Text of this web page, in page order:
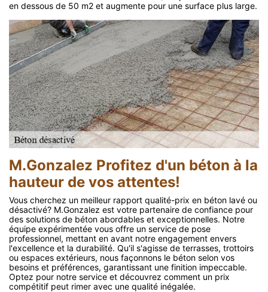
en dessous de 50 m2 et augmente pour une surface plus large.
M.Gonzalez Profitez d'un béton à la
hauteur de vos attentes!
Vous cherchez un meilleur rapport qualité-prix en béton lavé ou
désactivé? M.Gonzalez est votre partenaire de confiance pour
des solutions de béton abordables et exceptionnelles. Notre
équipe expérimentée vous offre un service de pose
professionnel, mettant en avant notre engagement envers
l'excellence et la durabilité. Qu'il s'agisse de terrasses, trottoirs
ou espaces extérieurs, nous façonnons le béton selon vos
besoins et préférences, garantissant une finition impeccable.
Optez pour notre service et découvrez comment un prix
compétitif peut rimer avec une qualité inégalée.